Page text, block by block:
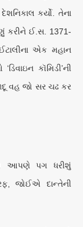
કર્યો. તેના
કરીને ઈ.સ. 1371-
એક મહાન
કૉમિડી’ની
વહ જો સર ચઢ કર
આપણે પગ ધરીશું
જોઈએ દાન્તેની